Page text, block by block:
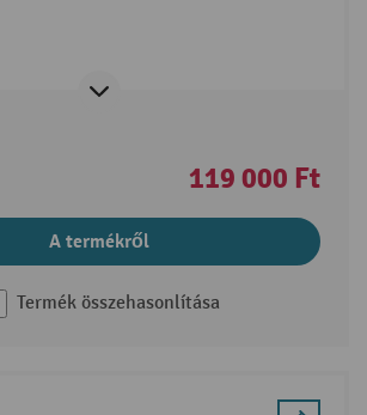
119 000 Ft
A termékről
Termék összehasonlítása